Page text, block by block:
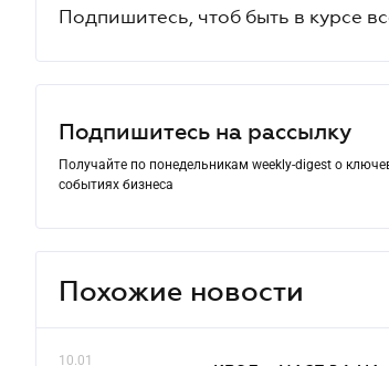
Подпишитесь, чтоб быть в курсе
Подпишитесь на рассылку
Получайте по понедельникам weekly-digest о
событиях бизнеса
Похожие новости
10.01